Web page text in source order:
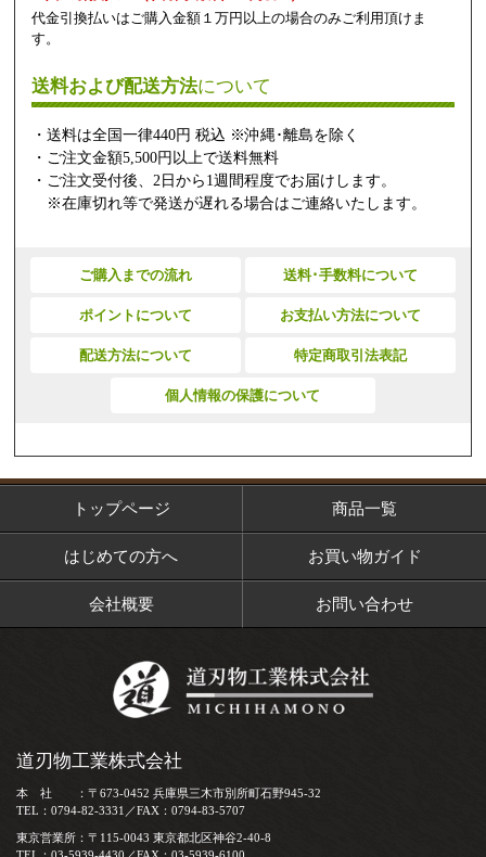
代金引換払いはご購入金額１万円以上の場合のみご利用頂けま
す。
送料および配送方法について
・送料は全国一律440円 税込 ※沖縄･離島を除く
・ご注文金額5,500円以上で送料無料
・ご注文受付後、2日から1週間程度でお届けします。
※在庫切れ等で発送が遅れる場合はご連絡いたします。
ご購入までの流れ 送料･手数料について
ポイントについて お支払い方法について
配送方法について 特定商取引法表記
個人情報の保護について
トップページ 商品一覧
はじめての方へ お買い物ガイド
会社概要 お問い合わせ
道刃物工業株式会社
本 社 ：〒673-0452 兵庫県三木市別所町石野945-32
TEL：0794-82-3331／FAX：0794-83-5707
東京営業所：〒115-0043 東京都北区神谷2-40-8